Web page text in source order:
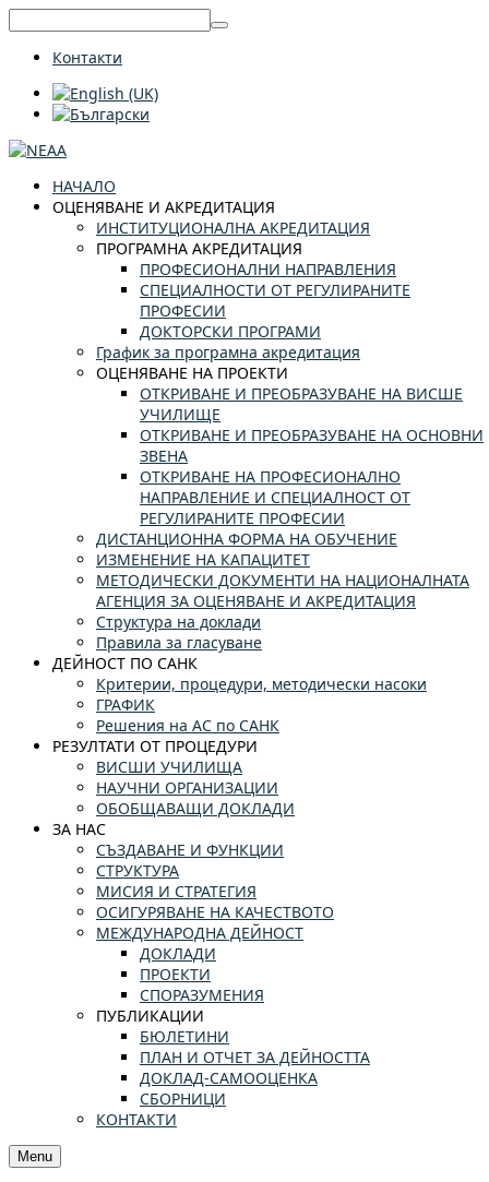
Контакти
НАЧАЛО
ОЦЕНЯВАНЕ И АКРЕДИТАЦИЯ
ИНСТИТУЦИОНАЛНА АКРЕДИТАЦИЯ
ПРОГРАМНА АКРЕДИТАЦИЯ
ПРОФЕСИОНАЛНИ НАПРАВЛЕНИЯ
СПЕЦИАЛНОСТИ ОТ РЕГУЛИРАНИТЕ
ПРОФЕСИИ
ДОКТОРСКИ ПРОГРАМИ
График за програмна акредитация
ОЦЕНЯВАНЕ НА ПРОЕКТИ
ОТКРИВАНЕ И ПРЕОБРАЗУВАНЕ НА ВИСШЕ
УЧИЛИЩЕ
ОТКРИВАНЕ И ПРЕОБРАЗУВАНЕ НА ОСНОВНИ
ЗВЕНА
ОТКРИВАНЕ НА ПРОФЕСИОНАЛНО
НАПРАВЛЕНИЕ И СПЕЦИАЛНОСТ ОТ
РЕГУЛИРАНИТЕ ПРОФЕСИИ
ДИСТАНЦИОННА ФОРМА НА ОБУЧЕНИЕ
ИЗМЕНЕНИЕ НА КАПАЦИТЕТ
МЕТОДИЧЕСКИ ДОКУМЕНТИ НА НАЦИОНАЛНАТА
АГЕНЦИЯ ЗА ОЦЕНЯВАНЕ И АКРЕДИТАЦИЯ
Структура на доклади
Правила за гласуване
ДЕЙНОСТ ПО САНК
Критерии, процедури, методически насоки
ГРАФИК
Решения на АС по САНК
РЕЗУЛТАТИ ОТ ПРОЦЕДУРИ
ВИСШИ УЧИЛИЩА
НАУЧНИ ОРГАНИЗАЦИИ
ОБОБЩАВАЩИ ДОКЛАДИ
ЗА НАС
СЪЗДАВАНЕ И ФУНКЦИИ
СТРУКТУРА
МИСИЯ И СТРАТЕГИЯ
ОСИГУРЯВАНЕ НА КАЧЕСТВОТО
МЕЖДУНАРОДНА ДЕЙНОСТ
ДОКЛАДИ
ПРОЕКТИ
СПОРАЗУМЕНИЯ
ПУБЛИКАЦИИ
БЮЛЕТИНИ
ПЛАН И ОТЧЕТ ЗА ДЕЙНОСТТА
ДОКЛАД-САМООЦЕНКА
СБОРНИЦИ
КОНТАКТИ
Menu